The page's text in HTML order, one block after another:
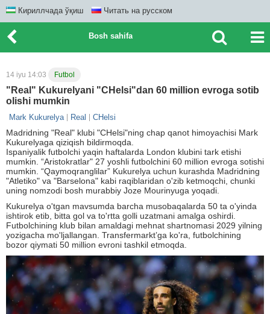
Кириллчада ўқиш Читать на русском
Bosh sahifa
14 iyu 14:03 Futbol
"Real" Kukurelyani "CHelsi"dan 60 million evroga sotib
olishi mumkin
Mark Kukurelya Real CHelsi
Madridning "Real" klubi "CHelsi"ning chap qanot himoyachisi Mark
Kukurelyaga qiziqish bildirmoqda.
Ispaniyalik futbolchi yaqin haftalarda London klubini tark etishi
mumkin. “Aristokratlar" 27 yoshli futbolchini 60 million evroga sotishi
mumkin. “Qaymoqranglilar” Kukurelya uchun kurashda Madridning
"Atletiko" va "Barselona" kabi raqiblaridan o'zib ketmoqchi, chunki
uning nomzodi bosh murabbiy Joze Mourinyuga yoqadi.
Kukurelya o'tgan mavsumda barcha musobaqalarda 50 ta o'yinda
ishtirok etib, bitta gol va to'rtta golli uzatmani amalga oshirdi.
Futbolchining klub bilan amaldagi mehnat shartnomasi 2029 yilning
yozigacha mo'ljallangan. Transfermarkt’ga ko'ra, futbolchining
bozor qiymati 50 million evroni tashkil etmoqda.